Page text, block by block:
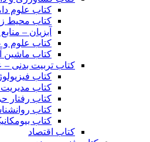
کتاب علوم
کتاب محیط
آبزیان –
کتاب علوم و
کتاب ماشین
کتاب تربیت بدنی
کتاب
کتاب
کتاب رفتار
کتاب
کتاب
کتاب اقتصاد